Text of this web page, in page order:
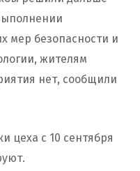
мер безопасности и
жителям
нет, сообщили
цеха с 10 сентября